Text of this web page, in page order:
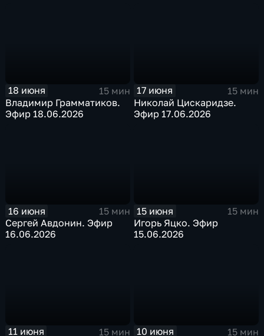
18 июня
15 мин
Владимир Грамматиков.
Эфир 18.06.2026
17 июня
15 мин
Николай Цискаридзе.
Эфир 17.06.2026
16 июня
15 мин
Сергей Авдонин. Эфир
16.06.2026
15 июня
15 мин
Игорь Яцко. Эфир
15.06.2026
11 июня 15 мин 10 июня 15 мин